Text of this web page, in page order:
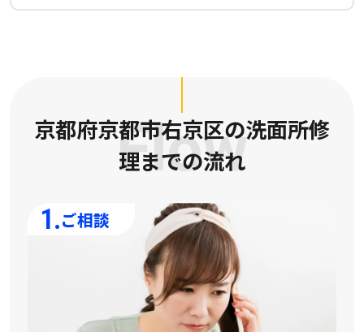
京都府京都市右京区の洗面所修
理までの流れ
Flow
1.ご相談